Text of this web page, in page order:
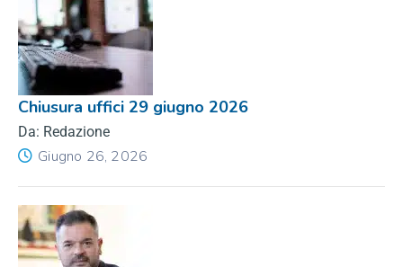
Chiusura uffici 29 giugno 2026
Da: Redazione
Giugno 26, 2026